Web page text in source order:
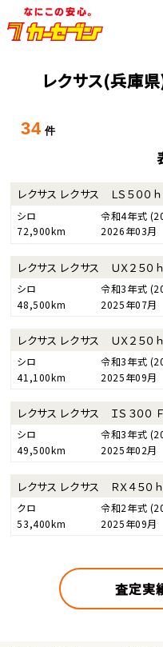
レクサス(兵庫
34 件
レクサス レクサス ＬＳ５００
シロ 令和4年式
72,900km
2026年03月
レクサス レクサス ＵＸ２５０
シロ 令和3年式
48,500km
2025年07月
レクサス レクサス ＵＸ２５０
シロ 令和3年式
41,100km
2025年09月
レクサス レクサス ＩＳ３００
シロ 令和3年式
49,500km
2025年02月
レクサス レクサス ＲＸ４５０
クロ 令和2年式
53,400km
2025年09月
査定実